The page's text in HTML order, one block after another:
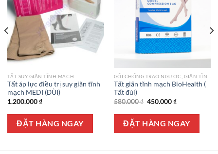
TẤT SUY GIÃN TĨNH MẠCH
Tất áp lực điều trị suy giãn tĩnh
mạch MEDI (ĐÙI)
1.200.000₫
ĐẶT HÀNG NGAY
Tất giãn tĩnh mạch BioHealth (
Tất đùi)
580.000₫ Giá
là:
580.000 ₫.
450.000₫Giá
tại
là:
450.000 ₫.
ĐẶT HÀNG NGAY